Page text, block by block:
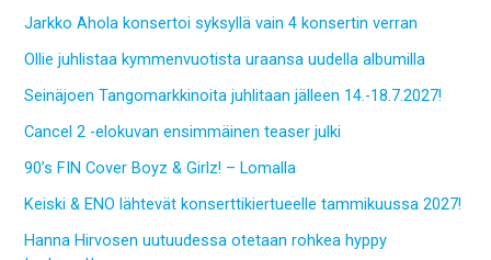
Jarkko Ahola konsertoi syksyllä vain 4 konsertin verran
Ollie juhlistaa kymmenvuotista uraansa uudella albumilla
Seinäjoen Tangomarkkinoita juhlitaan jälleen 14.-18.7.2027!
Cancel 2 -elokuvan ensimmäinen teaser julki
90’s FIN Cover Boyz & Girlz! – Lomalla
Keiski & ENO lähtevät konserttikiertueelle tammikuussa 2027!
Hanna Hirvosen uutuudessa otetaan rohkea hyppy